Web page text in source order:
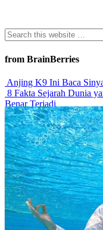
from BrainBerries
Anjing K9 Ini Baca
8 Fakta Sejarah Dunia
Benar Terjadi
Rahasia Sehat Sam
9 Rahasia Mengejutkan
Inilah Cara Mendeteksi
Advertisements